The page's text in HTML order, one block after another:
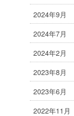
2024年9月
2024年7月
2024年2月
2023年8月
2023年6月
2022年11月